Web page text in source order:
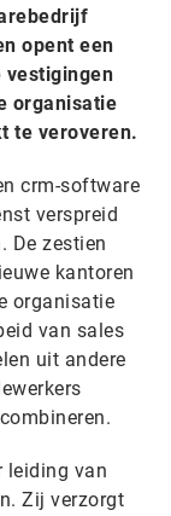
opent een
vestigingen
organisatie
te veroveren.
crm-software
verspreid
De zestien
kantoren
organisatie
van sales
uit andere
leiding van
Zij verzorgt